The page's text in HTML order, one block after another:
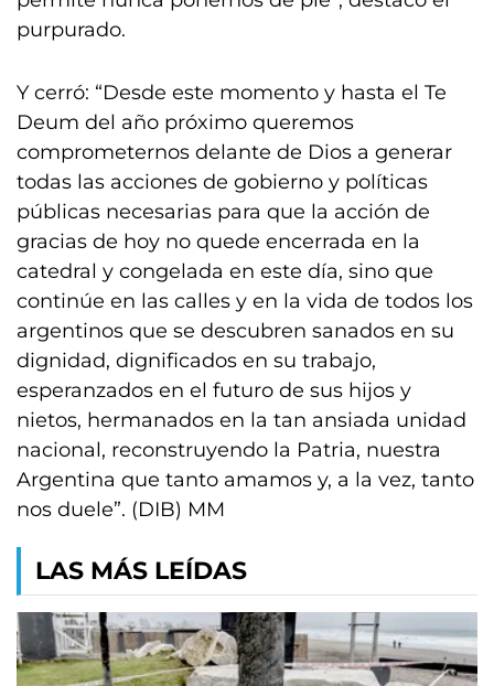
purpurado.
Y cerró: “Desde este momento y hasta el Te
Deum del año próximo queremos
comprometernos delante de Dios a generar
todas las acciones de gobierno y políticas
públicas necesarias para que la acción de
gracias de hoy no quede encerrada en la
catedral y congelada en este día, sino que
continúe en las calles y en la vida de todos los
argentinos que se descubren sanados en su
dignidad, dignificados en su trabajo,
esperanzados en el futuro de sus hijos y
nietos, hermanados en la tan ansiada unidad
nacional, reconstruyendo la Patria, nuestra
Argentina que tanto amamos y, a la vez, tanto
nos duele”. (DIB) MM
LAS MÁS LEÍDAS